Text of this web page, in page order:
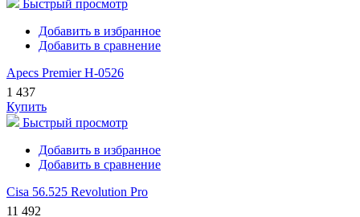
Быстрый просмотр
Добавить в избранное
Добавить в сравнение
Apecs Premier H-0526
1 437
Купить
Быстрый просмотр
Добавить в избранное
Добавить в сравнение
Cisa 56.525 Revolution Pro
11 492